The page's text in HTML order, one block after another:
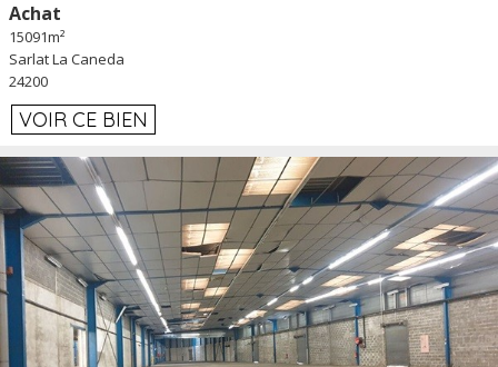
Achat
15091m²
Sarlat La Caneda
24200
VOIR CE BIEN